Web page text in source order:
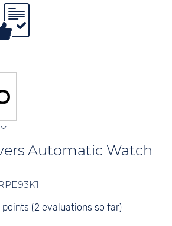
Automatic Watch
(2 evaluations so far)